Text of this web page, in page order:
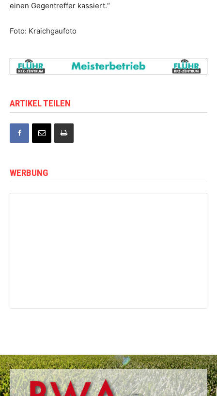
einen Gegentreffer kassiert.“
Foto: Kraichgaufoto
ARTIKEL TEILEN
WERBUNG